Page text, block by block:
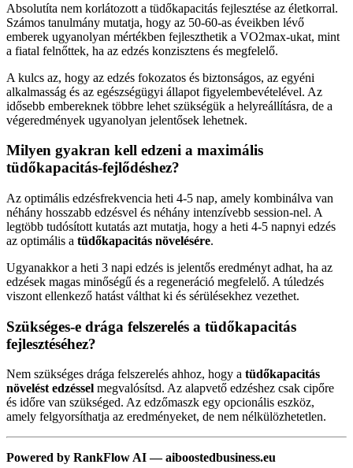
Absolutíta nem korlátozott a tüdőkapacitás fejlesztése az életkorral.
Számos tanulmány mutatja, hogy az 50-60-as éveikben lévő
emberek ugyanolyan mértékben fejleszthetik a VO2max-ukat, mint
a fiatal felnőttek, ha az edzés konzisztens és megfelelő.
A kulcs az, hogy az edzés fokozatos és biztonságos, az egyéni
alkalmasság és az egészségügyi állapot figyelembevételével. Az
idősebb embereknek többre lehet szükségük a helyreállításra, de a
végeredmények ugyanolyan jelentősek lehetnek.
Milyen gyakran kell edzeni a maximális
tüdőkapacitás-fejlődéshez?
Az optimális edzésfrekvencia heti 4-5 nap, amely kombinálva van
néhány hosszabb edzésvel és néhány intenzívebb session-nel. A
legtöbb tudósított kutatás azt mutatja, hogy a heti 4-5 napnyi edzés
az optimális a tüdőkapacitás növelésére.
Ugyanakkor a heti 3 napi edzés is jelentős eredményt adhat, ha az
edzések magas minőségű és a regeneráció megfelelő. A túledzés
viszont ellenkező hatást válthat ki és sérülésekhez vezethet.
Szükséges-e drága felszerelés a tüdőkapacitás
fejlesztéséhez?
Nem szükséges drága felszerelés ahhoz, hogy a tüdőkapacitás
növelést edzéssel megvalósítsd. Az alapvető edzéshez csak cipőre
és időre van szükséged. Az edzőmaszk egy opcionális eszköz,
amely felgyorsíthatja az eredményeket, de nem nélkülözhetetlen.
Powered by RankFlow AI — aiboostedbusiness.eu